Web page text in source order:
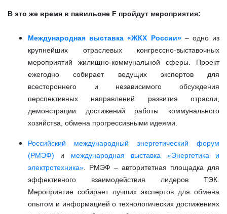
В это же время в павильоне F пройдут мероприятия:
Международная выставка «ЖКХ России»– одно из
крупнейших отраслевых конгрессно-выставочных
мероприятий жилищно-коммунальной сферы. Проект
ежегодно собирает ведущих экспертов для
всестороннего и независимого обсуждения
перспективных направлений развития отрасли,
демонстрации достижений работы коммунального
хозяйства, обмена прогрессивными идеями.
Российский международный энергетический форум
(РМЭФ) и международная выставка «Энергетика и
электротехника» . РМЭФ – авторитетная площадка для
эффективного взаимодействия лидеров ТЭК.
Мероприятие собирает лучших экспертов для обмена
опытом и информацией о технологических достижениях